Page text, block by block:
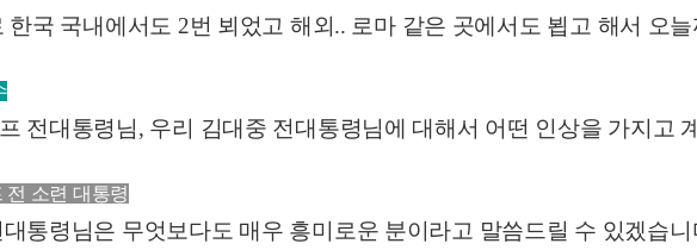
한국 국내에서도 2번 뵈었고 해외.. 로마 같은 곳에서도 뵙고 해서 오
전대통령님, 우리 김대중 전대통령님에 대해서 어떤 인상을 가지고
전 소련 대통령
대통령님은 무엇보다도 매우 흥미로운 분이라고 말씀드릴 수 있겠습니